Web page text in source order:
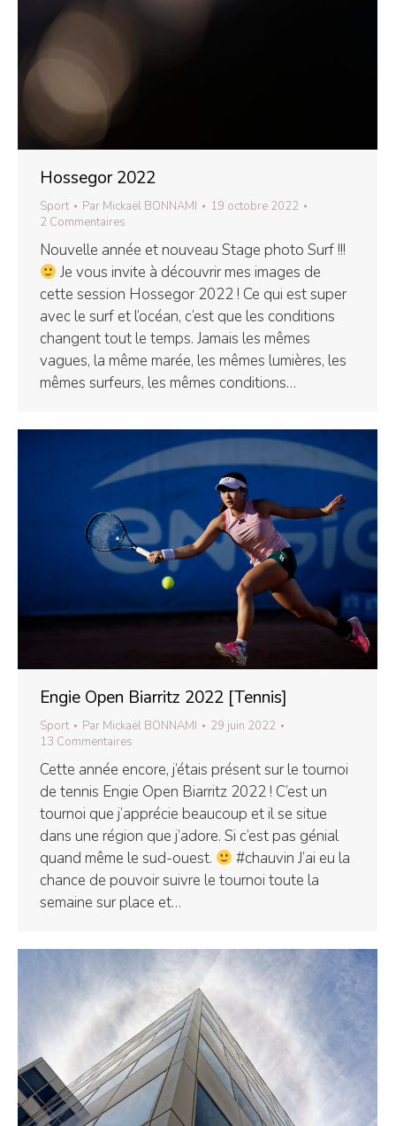
Hossegor 2022
Sport Par Mickaël BONNAMI
19 octobre 2022
2 Commentaires
Nouvelle année et nouveau Stage photo Surf !!!
Je vous invite à découvrir mes images de
cette session Hossegor 2022 ! Ce qui est super
avec le surf et l’océan, c’est que les conditions
changent tout le temps. Jamais les mêmes
vagues, la même marée, les mêmes lumières, les
mêmes surfeurs, les mêmes conditions…
Engie Open Biarritz 2022 [Tennis]
Sport Par Mickaël BONNAMI
29 juin 2022
13 Commentaires
Cette année encore, j’étais présent sur le tournoi
de tennis Engie Open Biarritz 2022 ! C’est un
tournoi que j’apprécie beaucoup et il se situe
dans une région que j’adore. Si c’est pas génial
quand même le sud-ouest.
#chauvin J’ai eu la
chance de pouvoir suivre le tournoi toute la
semaine sur place et…